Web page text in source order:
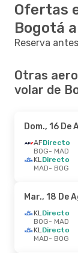
Ofertas
Bogotá
Reserva
Otras
volar de
Dom., 16 De
AFDirecto
BOG- MAD
KLDirecto
MAD- BOG
Mar., 18 De
KLDirecto
BOG- MAD
KLDirecto
MAD- BOG